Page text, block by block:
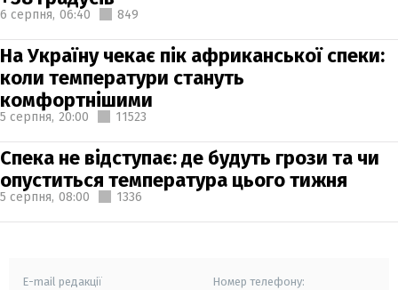
6 серпня, 06:40 849
На Україну чекає пік африканської спеки:
коли температури стануть
комфортнішими
5 серпня, 20:00 11523
Спека не відступає: де будуть грози та чи
опуститься температура цього тижня
5 серпня, 08:00 1336
E-mail редакції Номер телефону: